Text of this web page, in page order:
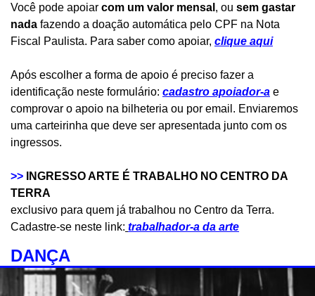
Você pode apoiar com um valor mensal , ou sem gastar
nada fazendo a doação automática pelo CPF na Nota
Fiscal Paulista. Para saber como apoiar, clique aqui
Após escolher a forma de apoio é preciso fazer a
identificação neste formulário: cadastro apoiador-a e
comprovar o apoio na bilheteria ou por email. Enviaremos
uma carteirinha que deve ser apresentada junto com os
ingressos.
>>
INGRESSO ARTE É TRABALHO NO CENTRO DA
TERRA
exclusivo para quem já trabalhou no Centro da Terra.
Cadastre-se neste link: trabalhador-a da arte
DANÇA